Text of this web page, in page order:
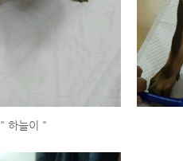
" 하늘이 "